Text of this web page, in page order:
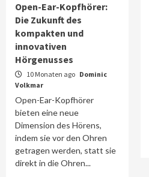
Open-Ear-Kopfhörer:
Die Zukunft des
kompakten und
innovativen
Hörgenusses
10 Monaten ago Dominic
Volkmar
Open-Ear-Kopfhörer
bieten eine neue
Dimension des Hörens,
indem sie vor den Ohren
getragen werden, statt sie
direkt in die Ohren...